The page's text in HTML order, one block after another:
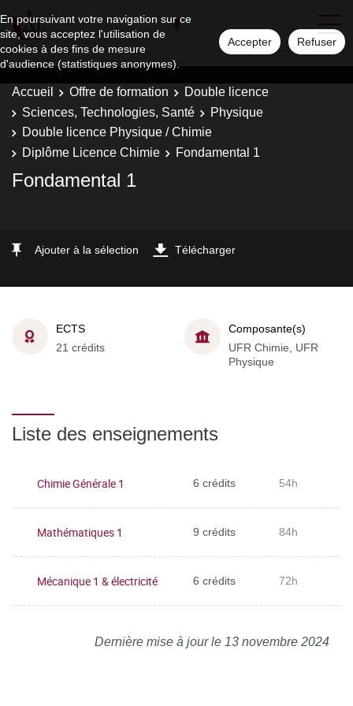
En poursuivant votre navigation sur ce
site, vous acceptez l'utilisation de
cookies à des fins de mesure
d'audience (statistiques anonymes).
Accepter Refuser
Accueil Offre de formation
Double licence
Sciences, Technologies, Santé
Physique
Double licence Physique / Chimie
Diplôme Licence Chimie
Fondamental 1
Fondamental 1
Ajouter à la sélection Télécharger
ECTS
21 crédits
Composante(s)
UFR Chimie, UFR
Physique
Liste des enseignements
Chimie Générale 1 6 crédits 54h
Mathématiques 1 9 crédits 84h
Mécanique 1 & électricité 6 crédits 72h
Dernière mise à jour le 13 novembre 2024